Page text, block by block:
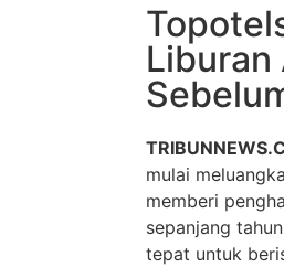
Liburan
mulai
memberi
sepanjang
tepat untuk